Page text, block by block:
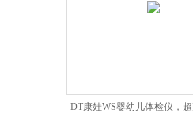
DT康娃WS婴幼儿体检仪，